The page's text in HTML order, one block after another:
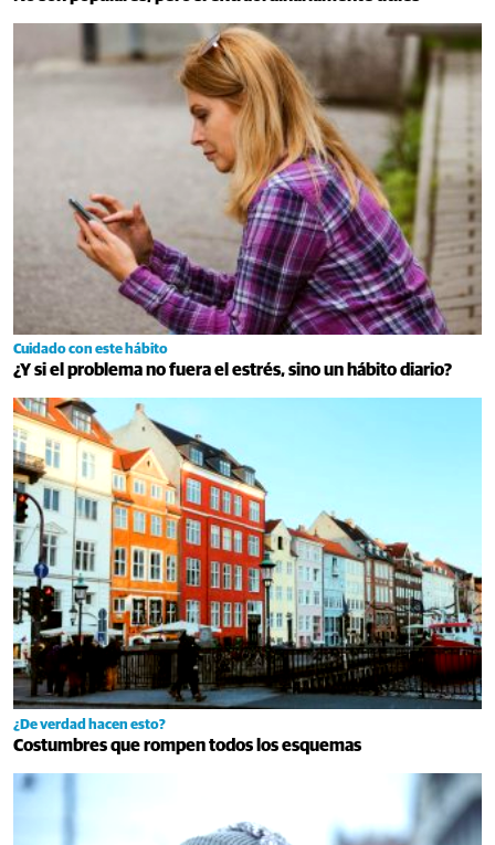
Cuidado con este hábito
¿Y si el problema no fuera el estrés, sino un hábito diario?
¿De verdad hacen esto?
Costumbres que rompen todos los esquemas